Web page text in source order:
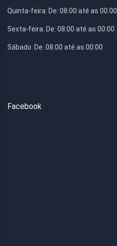
Quinta-feira: De: 08:00 até as 00:00
Sexta-feira: De: 08:00 até as 00:00
Sábado: De: 08:00 até as 00:00
Facebook